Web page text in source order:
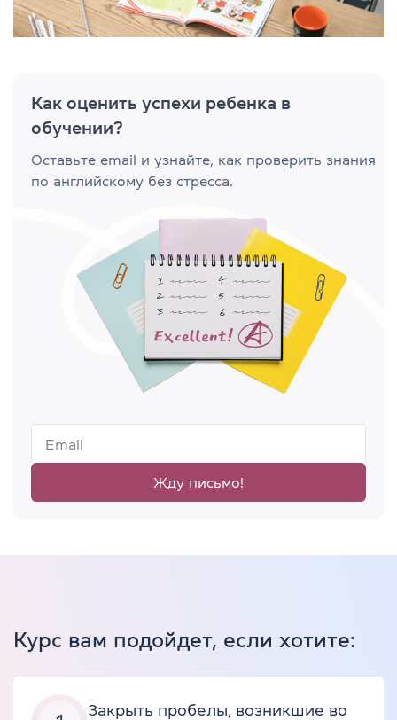
Как оценить успехи ребенка в
обучении?
Оставьте email и узнайте, как проверить знания
по английскому без стресса.
Жду письмо!
Курс вам подойдет, если хотите:
Закрыть пробелы, возникшие во